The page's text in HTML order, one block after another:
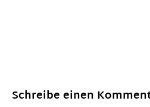
Schreibe einen